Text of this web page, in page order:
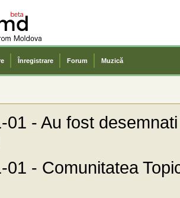
Înregistrare Forum Muzică
01 - Au fost
01 - Comunitatea